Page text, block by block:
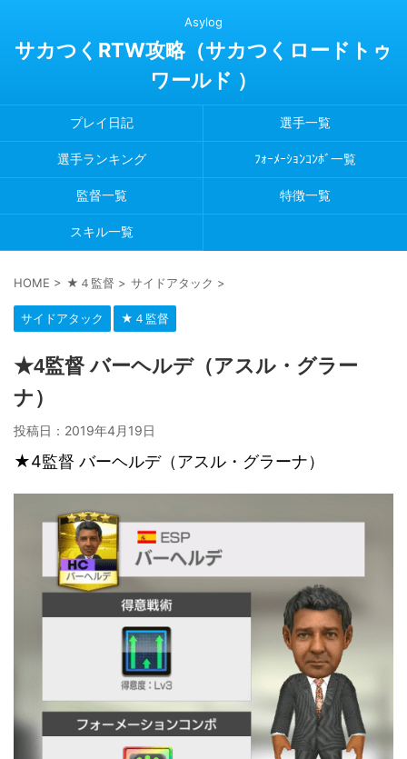
Asylog
サカつくRTW攻略（サカつくロードトゥ
ワールド ）
プレイ日記 選手一覧
選手ランキング ﾌｫｰﾒｰｼｮﾝｺﾝﾎﾞ一覧
監督一覧 特徴一覧
スキル一覧
HOME > ★４監督 > サイドアタック >
サイドアタック ★４監督
★4監督 バーヘルデ（アスル・グラー
ナ）
投稿日： 2019年4月19日
★4監督 バーヘルデ（アスル・グラーナ）